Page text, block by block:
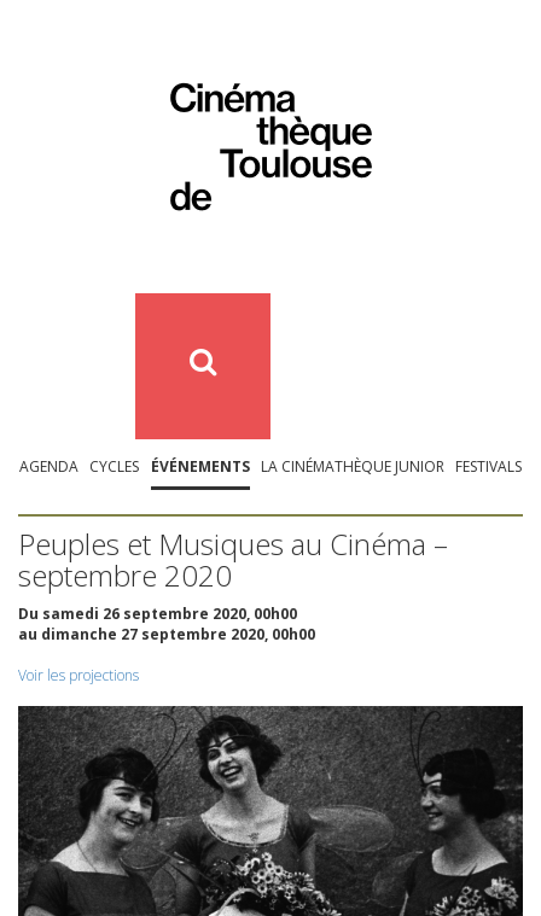
AGENDA CYCLES ÉVÉNEMENTS LA CINÉMATHÈQUE JUNIOR FESTIVALS
Peuples et Musiques au Cinéma –
septembre 2020
Du samedi 26 septembre 2020, 00h00
au dimanche 27 septembre 2020, 00h00
Voir les projections